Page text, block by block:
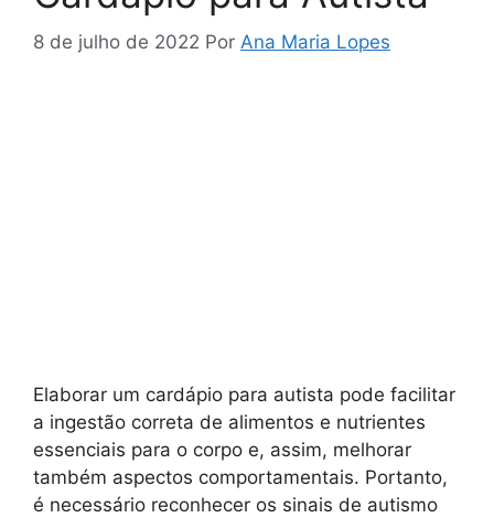
8 de julho de 2022 Por Ana Maria Lopes
Elaborar um cardápio para autista pode facilitar
a ingestão correta de alimentos e nutrientes
essenciais para o corpo e, assim, melhorar
também aspectos comportamentais. Portanto,
é necessário reconhecer os sinais de autismo